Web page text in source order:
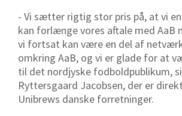
- Vi sætter rigtig stor pris på, at vi
kan forlænge vores aftale med AaB
vi fortsat kan være en del af
omkring AaB, og vi er glade for at
til det nordjyske fodboldpublikum,
Ryttersgaard Jacobsen, der er
Unibrews danske forretninger.